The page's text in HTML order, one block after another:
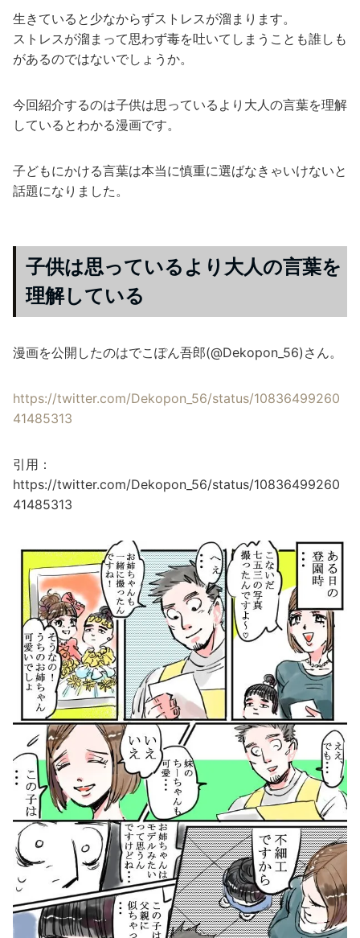
生きていると少なからずストレスが溜まります。
ストレスが溜まって思わず毒を吐いてしまうことも誰しも
があるのではないでしょうか。
今回紹介するのは子供は思っているより大人の言葉を理解
しているとわかる漫画です。
子どもにかける言葉は本当に慎重に選ばなきゃいけないと
話題になりました。
子供は思っているより大人の言葉を
理解している
漫画を公開したのはでこぽん吾郎(@Dekopon_56)さん。
https://twitter.com/Dekopon_56/status/10836499260
41485313
引用：
https://twitter.com/Dekopon_56/status/10836499260
41485313